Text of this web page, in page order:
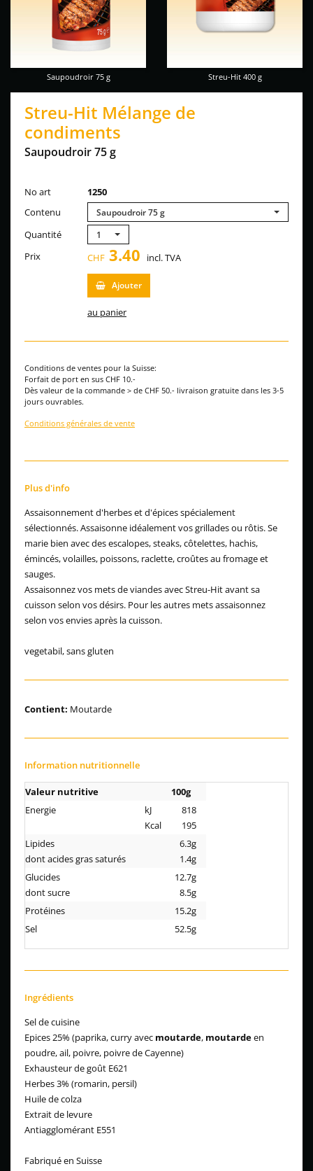
Saupoudroir 75 g Streu-Hit 400 g
Streu-Hit Mélange de
condiments
Saupoudroir 75 g
No art
1250
Contenu
Saupoudroir 75 g
Quantité 1
Prix CHF 3.40 incl. TVA
Ajouter
au panier
Conditions de ventes pour la Suisse:
Forfait de port en sus CHF 10.-
Dès valeur de la commande > de CHF 50.- livraison gratuite dans les 3-5
jours ouvrables.
Conditions générales de vente
Plus d'info
Assaisonnement d'herbes et d'épices spécialement
sélectionnés. Assaisonne idéalement vos grillades ou rôtis. Se
marie bien avec des escalopes, steaks, côtelettes, hachis,
émincés, volailles, poissons, raclette, croûtes au fromage et
sauges.
Assaisonnez vos mets de viandes avec Streu-Hit avant sa
cuisson selon vos désirs. Pour les autres mets assaisonnez
selon vos envies après la cuisson.
vegetabil, sans gluten
Contient: Moutarde
Information nutritionnelle
Valeur nutritive
100g
Energie
kJ
Kcal
818
195
Lipides
dont acides gras saturés
6.3g
1.4g
Glucides
dont sucre
12.7g
8.5g
Protéines
15.2g
Sel
52.5g
Ingrédients
Sel de cuisine
Epices 25% (paprika, curry avec moutarde, moutardeen
poudre, ail, poivre, poivre de Cayenne)
Exhausteur de goût E621
Herbes 3% (romarin, persil)
Huile de colza
Extrait de levure
Antiagglomérant E551
Fabriqué en Suisse